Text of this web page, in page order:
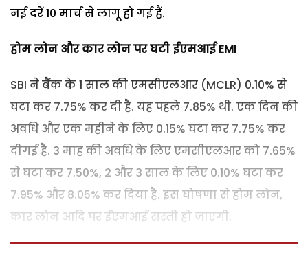
नई दरें 10 मार्च से लागू हो गई हैं.
होम लोन और कार लोन पर घटी ईएमआई EMI
SBI ने बैंक के 1 साल की एमसीएलआर (MCLR) 0.10% से
घटा कर 7.75% कर दी है. यह पहले 7.85% थी. एक दिन की
अवधि और एक महीने के लिए 0.15% घटा कर 7.75% कर
दीगई है. 3 माह की अवधि के लिए एमसीएलआर को 7.65%
से घटा कर 7.50%, 2 और 3 साल के लिए 0.10% घटा कर
7.95% और 8.05% कर दिया है. इस घोषणा से होम लोन,
कार लोन आदि पर ईएमआई सस्ती हो जाएगी.